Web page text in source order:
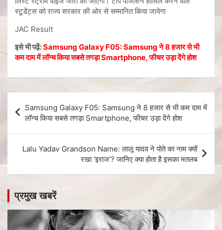
स्टूडेंट्स को राज्य सरकार की ओर से सम्मानित किया जायेगा
JAC Result
इसे भी पढ़ें:Samsung Galaxy F05: Samsung ने 8 हजार से भी
कम दाम में लॉन्च किया सबसे तगड़ा Smartphone, फीचर उड़ा देंगे होश
Samsung Galaxy F05: Samsung ने 8 हजार से भी कम दाम में
लॉन्च किया सबसे तगड़ा Smartphone, फीचर उड़ा देंगे होश
Lalu Yadav Grandson Name: लालू यादव ने पोते का नाम क्यों
रखा ‘इराज’? जानिए क्या होता है इसका मतलब
प्रमुख खबरें